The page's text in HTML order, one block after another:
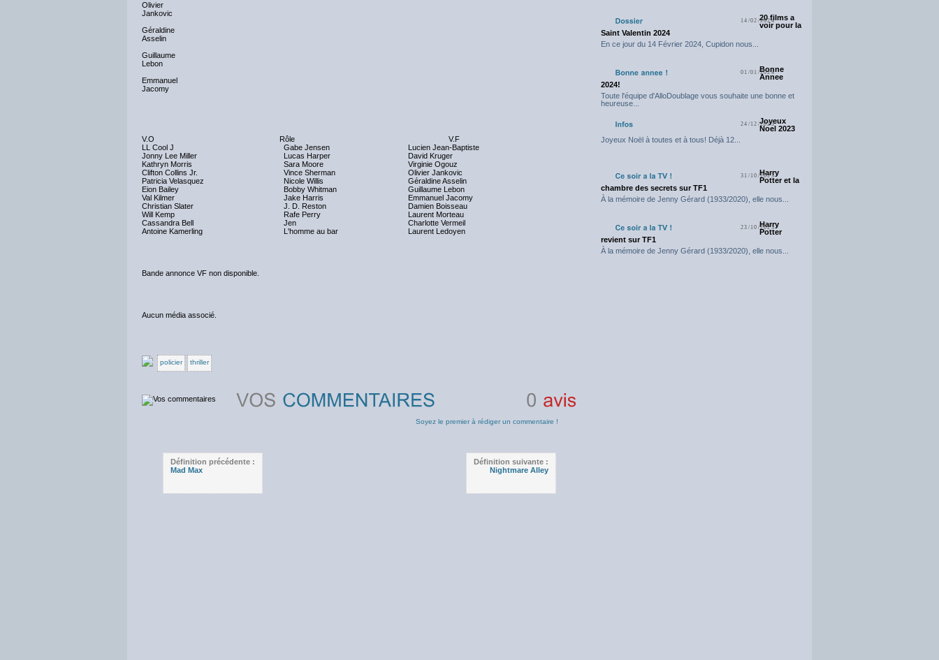
Olivier
Jankovic
Géraldine
Asselin
Guillaume
Lebon
Emmanuel
Jacomy
V.O Rôle
V.F
LL Cool J
Gabe Jensen
Lucien Jean-Baptiste
Jonny Lee Miller
Lucas Harper
David Kruger
Kathryn Morris
Sara Moore
Virginie Ogouz
Clifton Collins Jr.
Vince Sherman
Olivier Jankovic
Patricia Velasquez
Nicole Willis
Géraldine Asselin
Eion Bailey
Bobby Whitman
Guillaume Lebon
Val Kilmer
Jake Harris
Emmanuel Jacomy
Christian Slater
J. D. Reston
Damien Boisseau
Will Kemp
Rafe Perry
Laurent Morteau
Cassandra Bell
Jen
Charlotte Vermeil
Antoine Kamerling
L'homme au bar Laurent Ledoyen
Bande annonce VF non disponible.
Aucun média associé.
policier thriller
Soyez le premier à rédiger un commentaire !
Définition précédente :
Mad Max
Définition suivante :
Nightmare Alley
14/02/202420 films a
voir pour la
Saint Valentin 2024
En ce jour du 14 Février 2024, Cupidon nous...
01/01/2024
Bonne
Annee
2024!
Toute l'équipe d'AlloDoublage vous souhaite une bonne et
heureuse...
24/12/2023
Joyeux
Noel 2023
Joyeux Noël à toutes et à tous! Déjà 12...
31/10/2023
Harry
Potter et la
chambre des secrets sur TF1
À la mémoire de Jenny Gérard (1933/2020), elle nous...
23/10/2023
Harry
Potter
revient sur TF1
À la mémoire de Jenny Gérard (1933/2020), elle nous...